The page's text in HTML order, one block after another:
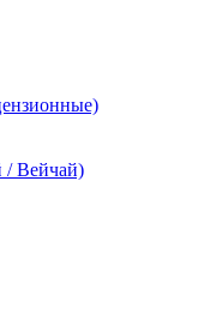
/ Вейчай)